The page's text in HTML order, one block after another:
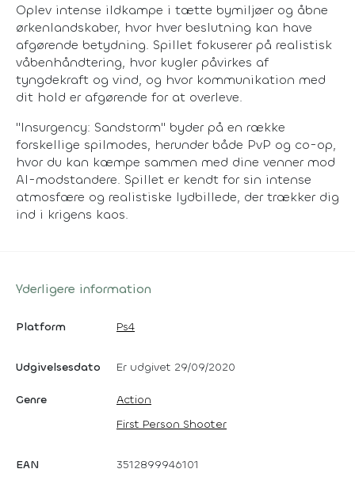
Oplev intense ildkampe i tætte bymiljøer og åbne
ørkenlandskaber, hvor hver beslutning kan have
afgørende betydning. Spillet fokuserer på realistisk
våbenhåndtering, hvor kugler påvirkes af
tyngdekraft og vind, og hvor kommunikation med
dit hold er afgørende for at overleve.
"Insurgency: Sandstorm" byder på en række
forskellige spilmodes, herunder både PvP og co-op,
hvor du kan kæmpe sammen med dine venner mod
AI-modstandere. Spillet er kendt for sin intense
atmosfære og realistiske lydbillede, der trækker dig
ind i krigens kaos.
Yderligere information
Platform Ps4
Udgivelsesdato Er udgivet 29/09/2020
Genre
Action
First Person Shooter
EAN 3512899946101